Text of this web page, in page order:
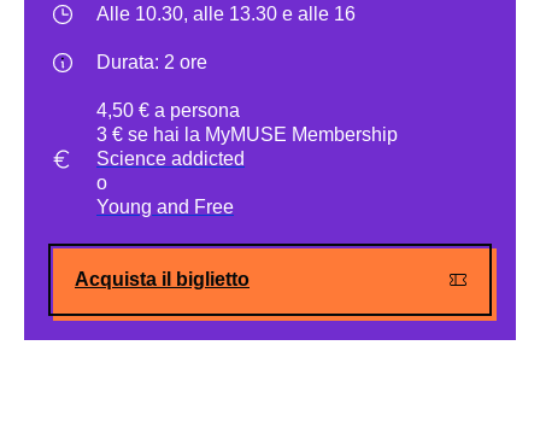
Alle 10.30, alle 13.30 e alle 16
Durata: 2 ore
4,50 € a persona
3 € se hai la MyMUSE Membership
Science addicted
o
Young and Free
Acquista il biglietto